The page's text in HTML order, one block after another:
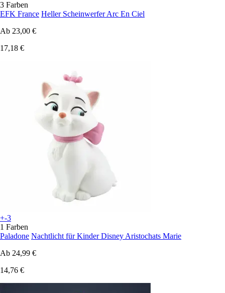
3 Farben
EFK France Heller Scheinwerfer Arc En Ciel
Ab 23,00 €
17,18 €
+-3
1 Farben
Paladone Nachtlicht für Kinder Disney Aristochats Marie
Ab 24,99 €
14,76 €